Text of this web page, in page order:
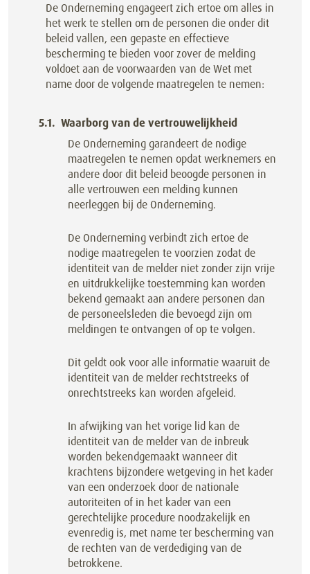
De Onderneming engageert zich ertoe om alles in
het werk te stellen om de personen die onder dit
beleid vallen, een gepaste en effectieve
bescherming te bieden voor zover de melding
voldoet aan de voorwaarden van de Wet met
name door de volgende maatregelen te nemen:
Waarborg van de vertrouwelijkheid
De Onderneming garandeert de nodige
maatregelen te nemen opdat werknemers en
andere door dit beleid beoogde personen in
alle vertrouwen een melding kunnen
neerleggen bij de Onderneming.
De Onderneming verbindt zich ertoe de
nodige maatregelen te voorzien zodat de
identiteit van de melder niet zonder zijn vrije
en uitdrukkelijke toestemming kan worden
bekend gemaakt aan andere personen dan
de personeelsleden die bevoegd zijn om
meldingen te ontvangen of op te volgen.
Dit geldt ook voor alle informatie waaruit de
identiteit van de melder rechtstreeks of
onrechtstreeks kan worden afgeleid.
In afwijking van het vorige lid kan de
identiteit van de melder van de inbreuk
worden bekendgemaakt wanneer dit
krachtens bijzondere wetgeving in het kader
van een onderzoek door de nationale
autoriteiten of in het kader van een
gerechtelijke procedure noodzakelijk en
evenredig is, met name ter bescherming van
de rechten van de verdediging van de
betrokkene.